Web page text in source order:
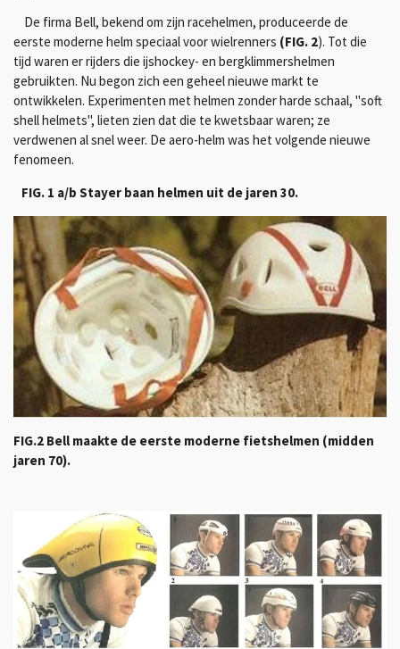
De firma Bell, bekend om zijn racehelmen, produceerde de
eerste moderne helm speciaal voor wielrenners (FIG. 2). Tot die
tijd waren er rijders die ijshockey- en bergklimmershelmen
gebruikten. Nu begon zich een geheel nieuwe markt te
ontwikkelen. Experimenten met helmen zonder harde schaal, "soft
shell helmets", lieten zien dat die te kwetsbaar waren; ze
verdwenen al snel weer. De aero-helm was het volgende nieuwe
fenomeen.
FIG. 1 a/b Stayer baan helmen uit de jaren 30.
FIG.2 Bell maakte de eerste moderne fietshelmen (midden
jaren 70).